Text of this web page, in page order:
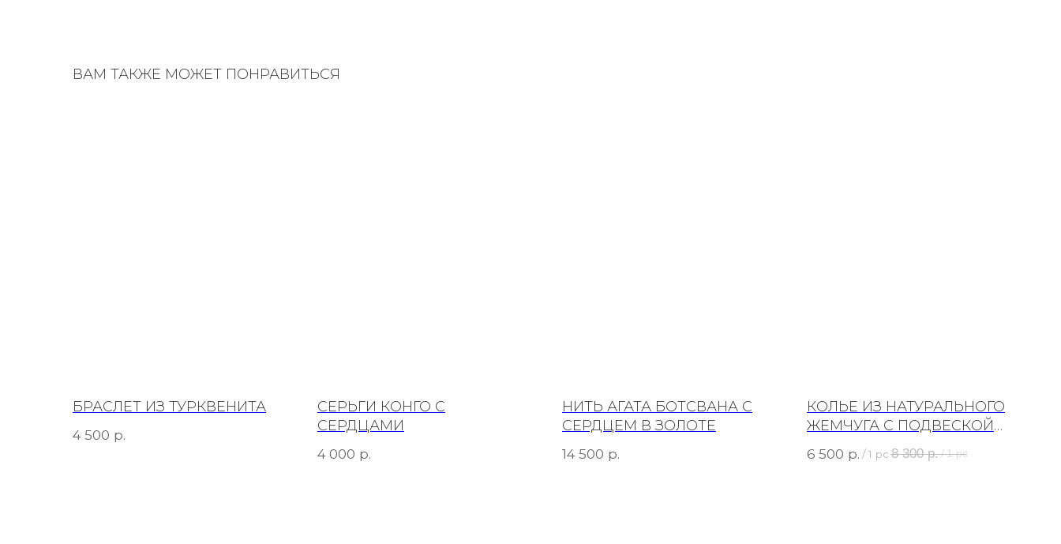
ВАМ ТАКЖЕ МОЖЕТ ПОНРАВИТЬСЯ
БРАСЛЕТ ИЗ ТУРКВЕНИТА
4 500 р.
СЕРЬГИ КОНГО С
СЕРДЦАМИ
4 000 р.
НИТЬ АГАТА БОТСВАНА С
СЕРДЦЕМ В ЗОЛОТЕ
14 500 р.
КОЛЬЕ ИЗ НАТУРАЛЬНОГО
ЖЕМЧУГА С ПОДВЕСКОЙ
"ПЕРО" РОДИЙ
6 500 р. /1 pc 8 300 р. / 1 pc